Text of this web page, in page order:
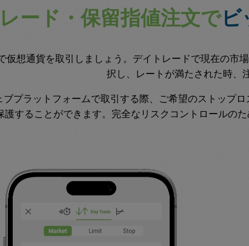
ード・保留指値注文でビ
仮想通貨を取引しましょう。デイトレードで現在の市
択し、レートが満たされた時、
プラットフォームで取引する際、ご希望のストップ
護することができます。完全なリスクコントロールの